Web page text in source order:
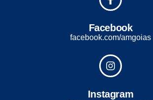
Facebook
facebook.com/amgoias
Instagram